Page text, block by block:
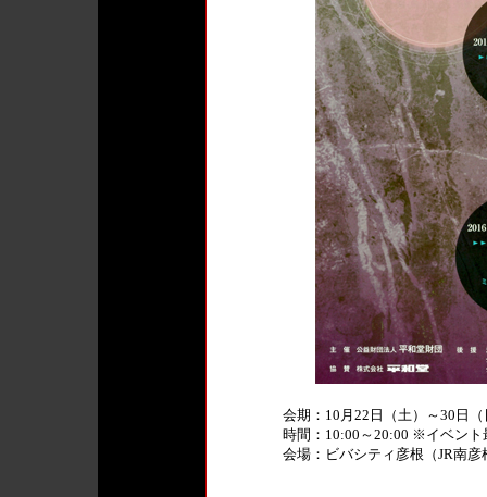
会期：10月22日（土）～30日（
時間：10:00～20:00 ※イベント
会場：ビバシティ彦根（JR南